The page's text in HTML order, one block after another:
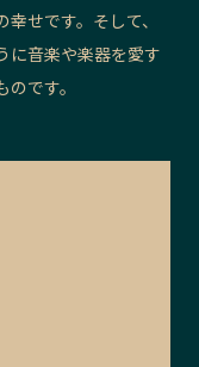
せです。そして、
に音楽や楽器を愛す
です。